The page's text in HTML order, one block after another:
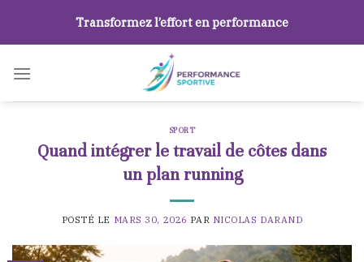
content
Transformez l’effort en performance
SPORT
Quand intégrer le travail de côtes dans
un plan running
POSTÉ LE MARS 30, 2026 PAR NICOLAS DARAND